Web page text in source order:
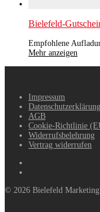
Bielefeld-
Empfohlene
Mehr anzeigen
Impressum
Datenschutzerklärung
AGB
Cookie-Richtlinie
Widerrufsbelehrung
Vertrag widerrufen
© 2026 Bielefeld